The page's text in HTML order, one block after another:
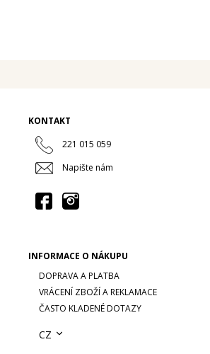
KONTAKT
221 015 059
Napište nám
INFORMACE O NÁKUPU
DOPRAVA A PLATBA
VRÁCENÍ ZBOŽÍ A REKLAMACE
ČASTO KLADENÉ DOTAZY
CZ